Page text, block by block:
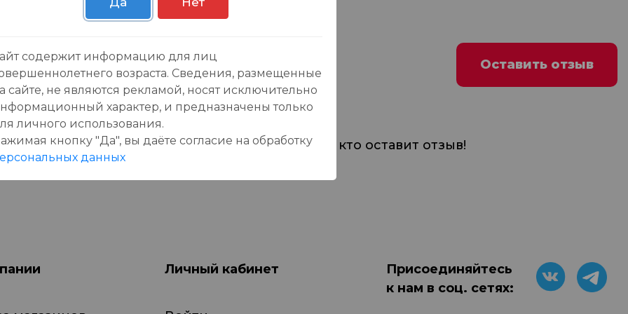
Оставить отзыв
товара еще нет отзывов, будьте первым, кто оставит отзыв!
Личный кабинет
Присоединяйтесь
к нам в соц. сетях:
содержит информацию для лиц
возраста. Сведения, размещенные
сайте, не являются рекламой, носят исключительно
характер, и предназначены только
личного использования.
кнопку "Да", вы даёте cогласие на обработку
данных